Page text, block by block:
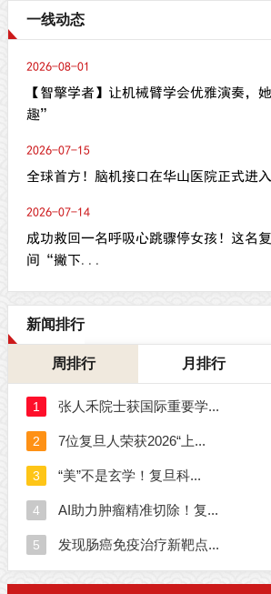
一线动态
2026-08-01
【智擎学者】让机械臂学会优雅演奏，
趣”
2026-07-15
全球首方！脑机接口在华山医院正式进
2026-07-14
成功救回一名呼吸心跳骤停女孩！这名
间“撇下...
新闻排行
周排行 月排行